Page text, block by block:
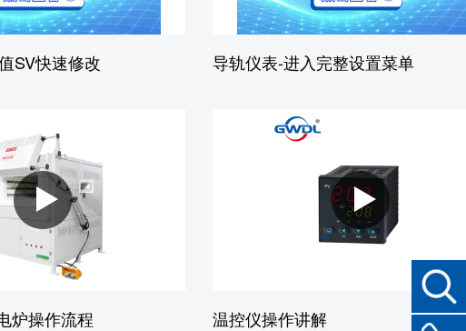
SV快速修改 导轨仪表-进入完整设置菜单
炉操作流程 温控仪操作讲解